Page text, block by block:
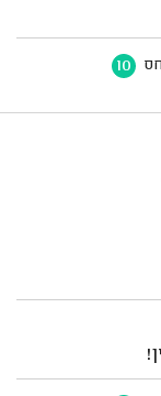
10